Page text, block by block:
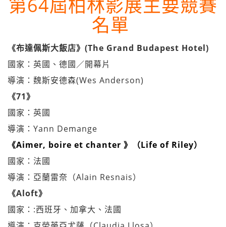
第64屆柏林影展主要競賽
名單
《布達佩斯大飯店》(The Grand Budapest Hotel)
國家：英國、德國／開幕片
導演：魏斯安德森(Wes Anderson)
《71》
國家：英國
導演：Yann Demange
《Aimer, boire et chanter 》（Life of Riley）
國家：法國
導演：亞蘭雷奈（Alain Resnais）
《Aloft》
國家：:西班牙、加拿大、法國